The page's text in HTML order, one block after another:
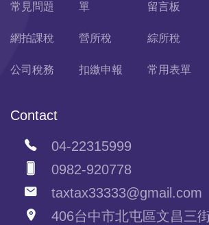
常見問題
單
留言板
網拍課稅 營所稅 綜所稅
公司稅務 扣繳申報 常用表單
Contact
04-22315999
0982-920778
taxtax33333@gmail.com
406台中市北屯區文昌三